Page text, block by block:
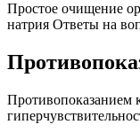
Простое очищение
натрия Ответы на
Противопоказанием